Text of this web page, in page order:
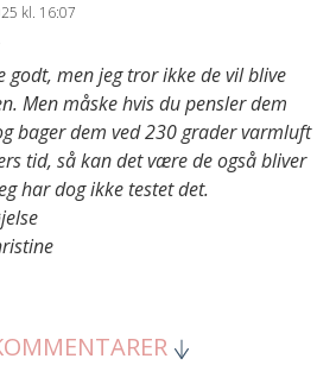
kl. 16:07
godt, men jeg tror ikke de vil blive
Men måske hvis du pensler dem
bager dem ved 230 grader varmluft
tid, så kan det være de også bliver
har dog ikke testet det.